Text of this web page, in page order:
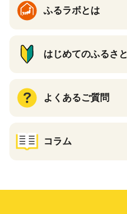
ふるラボとは
はじめてのふるさ
よくあるご質問
コラム